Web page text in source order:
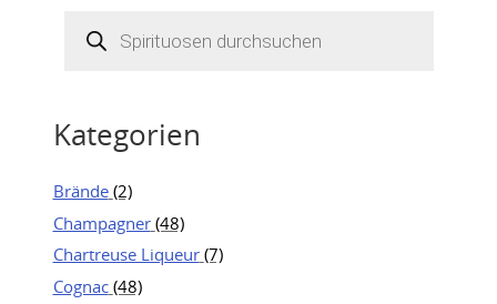
search
Kategorien
Brände (2)
Champagner (48)
Chartreuse Liqueur (7)
Cognac (48)